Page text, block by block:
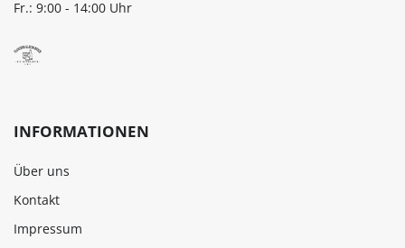
Fr.: 9:00 - 14:00 Uhr
INFORMATIONEN
Über uns
Kontakt
Impressum